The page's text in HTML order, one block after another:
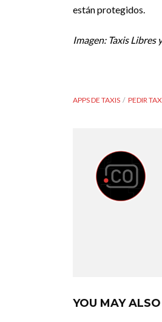
están protegidos.
Imagen: Taxis Libres
APPS DE TAXIS PEDIR
YOU MAY